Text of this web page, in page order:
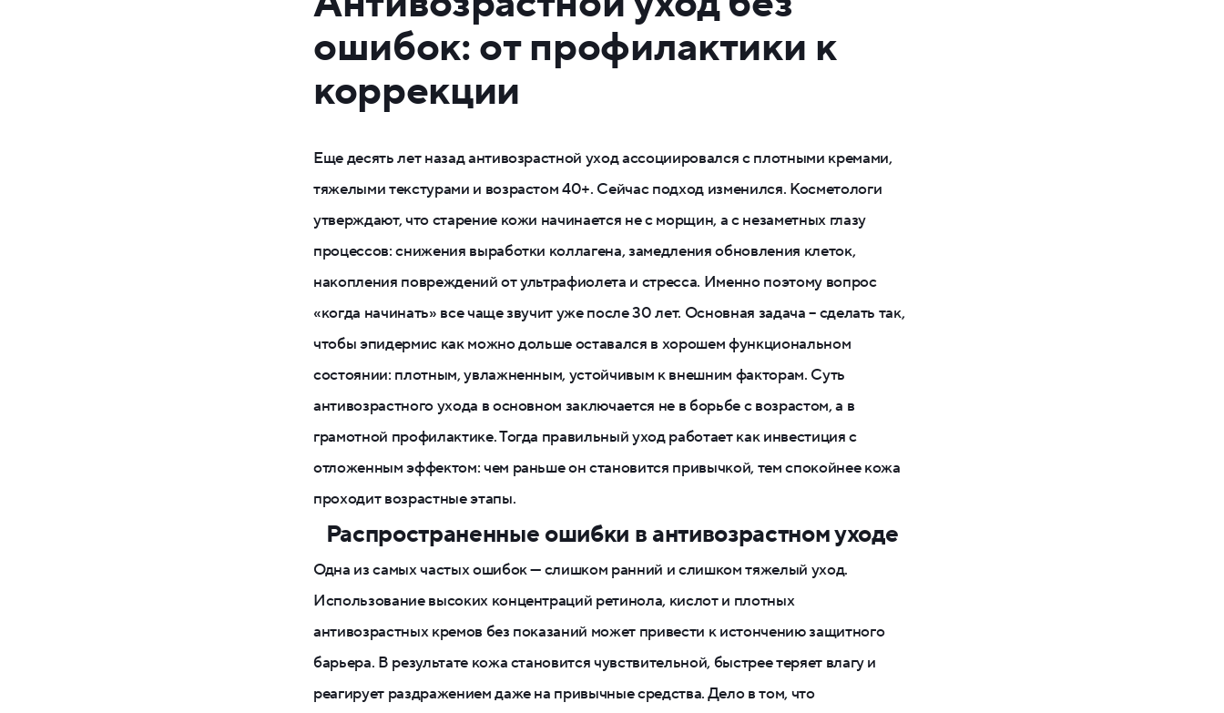
ошибок: от профилактики к
коррекции
Еще десять лет назад антивозрастной уход ассоциировался с плотными кремами,
тяжелыми текстурами и возрастом 40+. Сейчас подход изменился. Косметологи
утверждают, что старение кожи начинается не с морщин, а с незаметных глазу
процессов: снижения выработки коллагена, замедления обновления клеток,
накопления повреждений от ультрафиолета и стресса. Именно поэтому вопрос
«когда начинать» все чаще звучит уже после 30 лет. Основная задача – сделать так,
чтобы эпидермис как можно дольше оставался в хорошем функциональном
состоянии: плотным, увлажненным, устойчивым к внешним факторам. Суть
антивозрастного ухода в основном заключается не в борьбе с возрастом, а в
грамотной профилактике. Тогда правильный уход работает как инвестиция с
отложенным эффектом: чем раньше он становится привычкой, тем спокойнее кожа
проходит возрастные этапы.
Распространенные ошибки в антивозрастном уходе
Одна из самых частых ошибок — слишком ранний и слишком тяжелый уход.
Использование высоких концентраций ретинола, кислот и плотных
антивозрастных кремов без показаний может привести к истончению защитного
барьера. В результате кожа становится чувствительной, быстрее теряет влагу и
реагирует раздражением даже на привычные средства. Дело в том, что